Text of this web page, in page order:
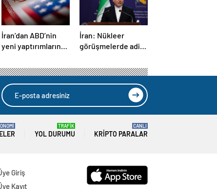
İran’dan ABD’nin
yeni yaptırımlarına
tehditlerine tepki
İran: Nükleer
görüşmelerde adil
varmak için
kararlıyız
YOL DURUMU
TRAFİK
KRIPTO PARALAR
CANLI
Giriş
Kayıt